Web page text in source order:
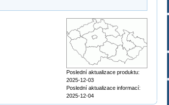
Poslední aktualizace produktu:
2025-12-03
Poslední aktualizace informací:
2025-12-04